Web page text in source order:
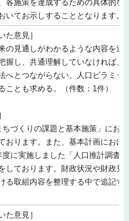
各施策を達成するための具体的な
いてお示しすることとなります。
た意見］
の見通しがわかるような内容を追
握し、共通理解していなければ、
へとつながらない。人口ピラミッ
ことも求める。（件数：1件）
づくりの課題と基本施策」にお
おります。また、基本計画におけ
度に実施しました「人口推計調査
しております。財政状況や財政見
る取組内容を整理する中で追記す
た意見］